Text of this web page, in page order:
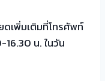
ดเพิ่มเติมที่โทรศัพท์
น. ในวัน